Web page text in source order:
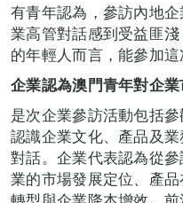
有青年認為，參訪內地
業高管對話感到受益匪
的年輕人而言，能參加這
企業認為澳門青年對企
是次企業參訪活動包括
認識企業文化、產品及
對話。企業代表認為從
業的市場發展定位、產